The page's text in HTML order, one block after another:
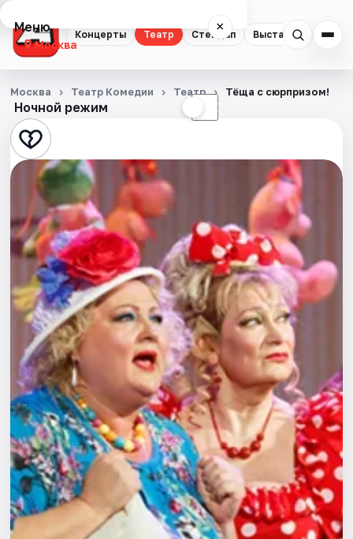
Концерты Театр Стендап Выставки
Меню ×
Москва
Концерты
Театр
Стендап
Выставки
Квесты
Экскурсии
Спорт
События
Города
Площадки
Артисты
Рейтинги
Ночной режим ☾
Москва Театр Комедии Театр Тёща с сюрпризом!